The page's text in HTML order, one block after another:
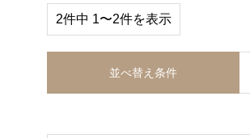
2件中 1〜2件を表示
並べ替え条件